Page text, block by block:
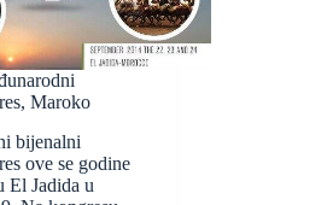
Maroko
bijenalni
ove se godine
El Jadida u